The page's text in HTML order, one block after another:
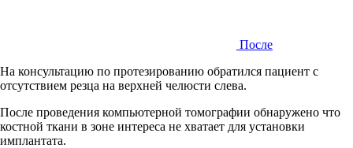
После
На консультацию по протезированию обратился пациент с
отсутствием резца на верхней челюсти слева.
После проведения компьютерной томографии обнаружено что
костной ткани в зоне интереса не хватает для установки
имплантата.